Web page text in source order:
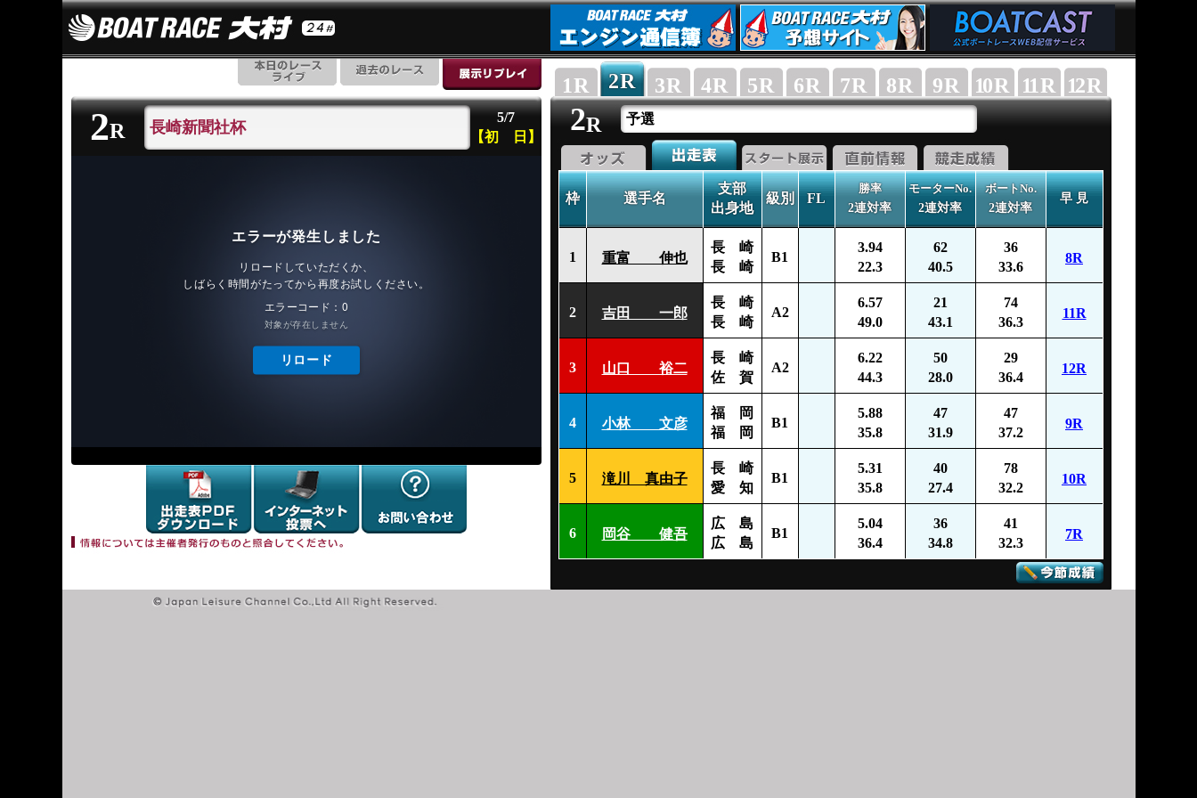
2 R 長崎新聞社杯
5/7
【初 日】
1R 2R 3R 4R 5R 6R 7R 8R 9R 10R 11R 12R
2R 予選
枠 選手名
支部
出身地
級別 FL
勝率
2連対率
モーターNo.
2連対率
ボートNo.
2連対率
早 見
1 重富 伸也
長 崎
長 崎
B1
3.94
22.3
62
40.5
36
33.6
8R
2 吉田 一郎
長 崎
長 崎
A2
6.57
49.0
21
43.1
74
36.3
11R
3 山口 裕二
長 崎
佐 賀
A2
6.22
44.3
50
28.0
29
36.4
12R
4 小林 文彦
福 岡
福 岡
B1
5.88
35.8
47
31.9
47
37.2
9R
5 滝川 真由子
長 崎
愛 知
B1
5.31
35.8
40
27.4
78
32.2
10R
6 岡谷 健吾
広 島
広 島
B1
5.04
36.4
36
34.8
41
32.3
7R